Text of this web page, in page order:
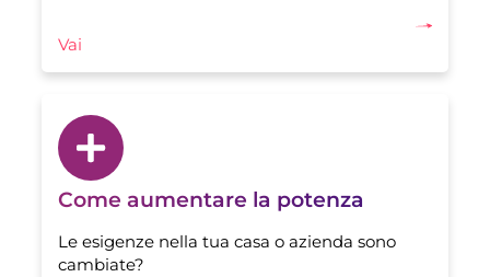
Vai
Come aumentare la potenza
Le esigenze nella tua casa o azienda sono
cambiate?